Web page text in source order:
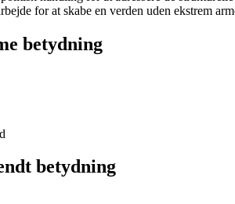
for at skabe en verden uden ekstrem
betydning
betydning